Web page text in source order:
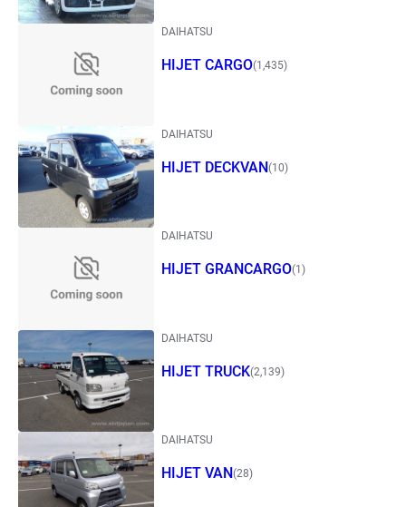
DAIHATSU
HIJET CARGO(1,435)
DAIHATSU
HIJET DECKVAN(10)
DAIHATSU
HIJET GRANCARGO(1)
DAIHATSU
HIJET TRUCK(2,139)
DAIHATSU
HIJET VAN(28)